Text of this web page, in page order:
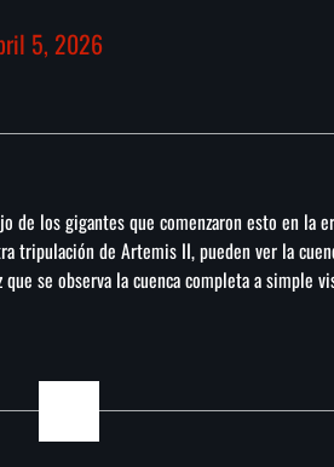
5, 2026
de los gigantes que comenzaron esto en la
tripulación de Artemis II, pueden ver la
se observa la cuenca completa a simple